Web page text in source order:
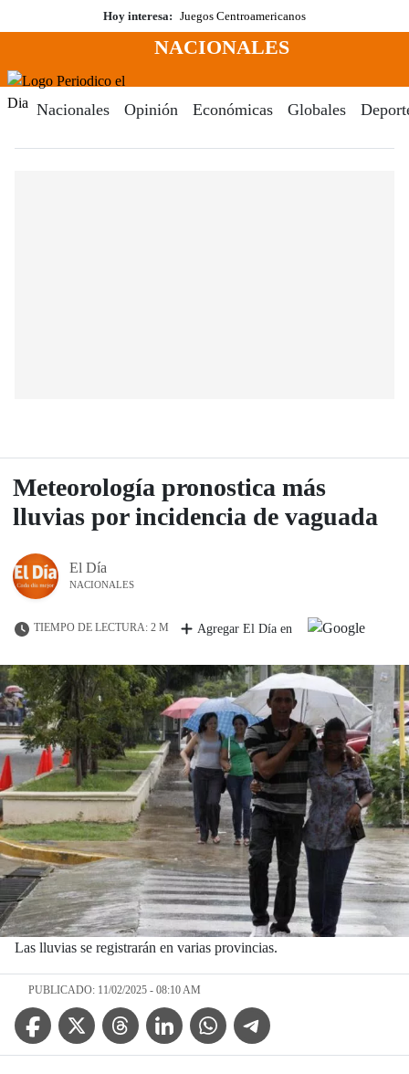
al
Hoy interesa: Juegos Centroamericanos
Menú
NACIONALES
Nacionales Opinión Económicas Globales
Meteorología pronostica más
lluvias por incidencia de vaguada
El Día
NACIONALES
TIEMPO DE LECTURA: 2 M Agregar El Día en
Las lluvias se registrarán en varias provincias.
PUBLICADO: 11/02/2025 - 08:10 AM
Facebook IconTwitter IconThreads IconLinkedin IconWhatsApp IconTelegram Icon